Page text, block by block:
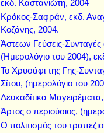
εκδ. Καστανιώτη, 2004
Kρόκος-Σαφράν, εκδ.
Kοζάνης, 2004.
Άστεων Γεύσεις-
(Ημερολόγιο του 2004),
Το Χρυσάφι της Γης-
Σίτου, (ημερολόγιο του
Λευκαδίτικα
Άρτος ο περιούσιος,
Ο πολιτισμός του